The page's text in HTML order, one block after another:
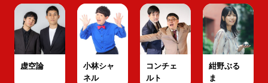
虚空論
小林シャ
ネル
コンチェ
ルト
紺野ぶる
ま